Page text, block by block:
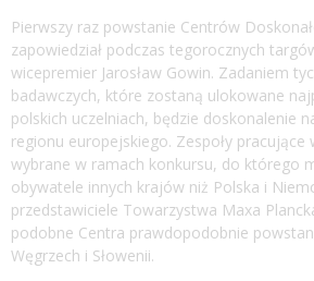
Pierwszy raz powstanie Centrów
zapowiedział podczas tegorocznych
wicepremier Jarosław Gowin. Zadaniem
badawczych, które zostaną ulokowane
polskich uczelniach, będzie doskonalenie
regionu europejskiego. Zespoły pracujące
wybrane w ramach konkursu, do którego
obywatele innych krajów niż Polska i
przedstawiciele Towarzystwa Maxa
podobne Centra prawdopodobnie
Węgrzech i Słowenii.